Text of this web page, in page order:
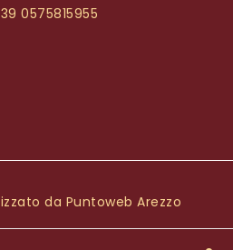
0575815955
da Puntoweb Arezzo